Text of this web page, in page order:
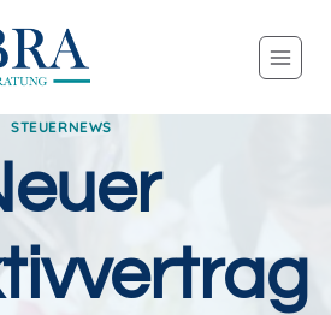
STEUERNEWS